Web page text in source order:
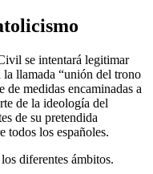
se intentará legitimar
la llamada “unión del trono
de medidas encaminadas a
de la ideología del
de su pretendida
todos los españoles.
diferentes ámbitos.